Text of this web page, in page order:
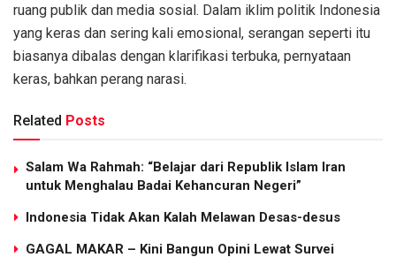
ruang publik dan media sosial. Dalam iklim politik Indonesia
yang keras dan sering kali emosional, serangan seperti itu
biasanya dibalas dengan klarifikasi terbuka, pernyataan
keras, bahkan perang narasi.
Related Posts
Salam Wa Rahmah: “Belajar dari Republik Islam Iran
untuk Menghalau Badai Kehancuran Negeri”
Indonesia Tidak Akan Kalah Melawan Desas-desus
GAGAL MAKAR – Kini Bangun Opini Lewat Survei